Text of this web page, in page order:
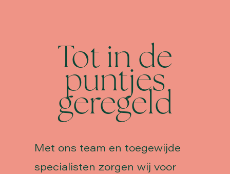
Tot in de
puntjes
geregeld
Met ons team en toegewijde
specialisten zorgen wij voor